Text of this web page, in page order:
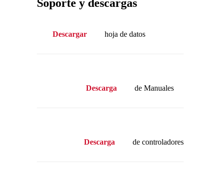
Soporte y descargas
Descargar hoja de datos
Descarga de Manuales
Descarga de controladores